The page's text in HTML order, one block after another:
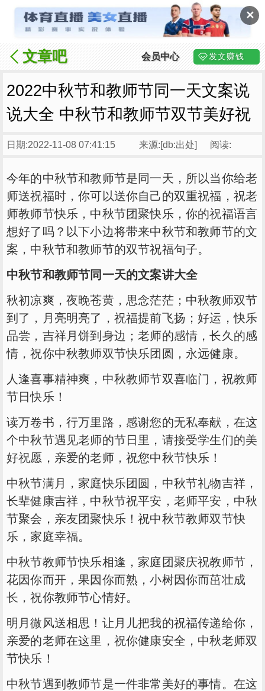
✕
文章吧 会员中心 发文赚钱
2022中秋节和教师节同一天文案说
说大全 中秋节和教师节双节美好祝
日期:2022-11-08 07:41:15 来源:[db:出处] 阅读:
今年的中秋节和教师节是同一天，所以当你给老
师送祝福时，你可以送你自己的双重祝福，祝老
师教师节快乐，中秋节团聚快乐，你的祝福语言
想好了吗？以下小边将带来中秋节和教师节的文
案，中秋节和教师节的双节祝福句子。
中秋节和教师节同一天的文案讲大全
秋初凉爽，夜晚苍黄，思念茫茫；中秋教师双节
到了，月亮明亮了，祝福提前飞扬；好运，快乐
品尝，吉祥月饼到身边；老师的感情，长久的感
情，祝你中秋教师双节快乐团圆，永远健康。
人逢喜事精神爽，中秋教师节双喜临门，祝教师
节日快乐！
读万卷书，行万里路，感谢您的无私奉献，在这
个中秋节遇见老师的节日里，请接受学生们的美
好祝愿，亲爱的老师，祝您中秋节快乐！
中秋节满月，家庭快乐团圆，中秋节礼物吉祥，
长辈健康吉祥，中秋节祝平安，老师平安，中秋
节聚会，亲友团聚快乐！祝中秋节教师双节快
乐，家庭幸福。
中秋节教师节快乐相逢，家庭团聚庆祝教师节，
花因你而开，果因你而熟，小树因你而茁壮成
长，祝你教师节心情好。
明月微风送相思！让月儿把我的祝福传递给你，
亲爱的老师在这里，祝你健康安全，中秋老师双
节快乐！
中秋节遇到教师节是一件非常美好的事情。在这